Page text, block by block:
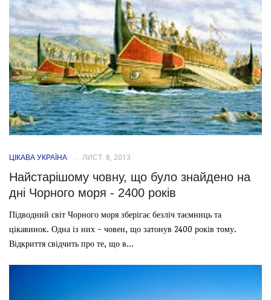
ЦІКАВА УКРАЇНА ЛИСТ. 8, 2013
Найстарішому човну, що було знайдено на
дні Чорного моря - 2400 років
Підводний світ Чорного моря зберігає безліч таємниць та
цікавинок. Одна із них - човен, що затонув 2400 років тому.
Відкриття свідчить про те, що в...